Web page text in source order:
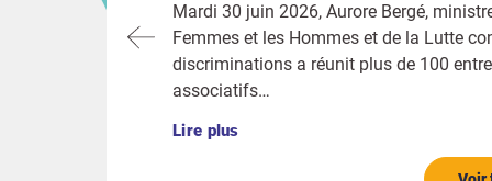
des individus
mandat pour la
Mardi 30 juin 2026, Aurore Bergé,
Femmes et les Hommes et de la Lutte
discriminations a réunit plus de 100
associatifs…
Lire plus